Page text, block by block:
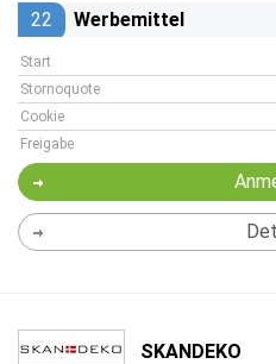
22 Werbemittel
Start
Stornoquote
Cookie
Freigabe
SKANDEKO